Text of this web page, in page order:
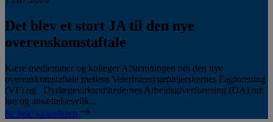
Det blev et stort JA til den nye
overenskomstaftale
Kære medlemmer og kolleger Afstemningen om den nye
overenskomstaftale mellem Veterinærsygeplejerskernes Fagforening
(VF) og Dyrlægevirksomhedernes Arbejdsgiverforening (DA) om
løn og ansættelsesvilk...
Se hele kalenderen